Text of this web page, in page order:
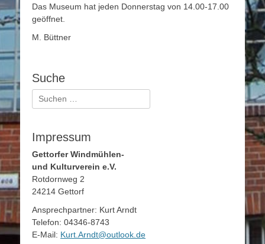
Das Museum hat jeden Donnerstag von 14.00-17.00
geöffnet.
M. Büttner
Suche
Suchen
nach:
Impressum
Gettorfer Windmühlen-
und Kulturverein e.V.
Rotdornweg 2
24214 Gettorf
Ansprechpartner: Kurt Arndt
Telefon: 04346-8743
E-Mail: Kurt.Arndt@outlook.de